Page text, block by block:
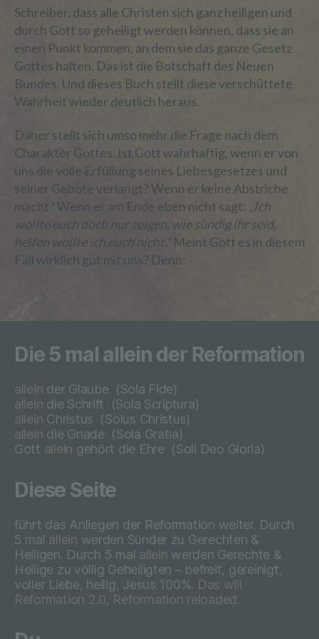
Schreiber, dass alle Christen sich ganz heiligen und
durch Gott so geheiligt werden können, dass sie an
einen Punkt kommen, an dem sie das ganze Gesetz
Gottes halten. Das ist die Botschaft des Neuen
Bundes. Und dieses Buch stellt diese verschüttete
Wahrheit wieder deutlich heraus.
Daher stellt sich umso mehr die Frage nach dem
Charakter Gottes. Ist Gott wahrhaftig, wenn er von
uns die volle Erfüllung seines Liebesgesetzes und
seiner Gebote verlangt? Wenn er keine Abstriche
macht? Wenn er am Ende eben nicht sagt: „Ich
wollte euch doch nur zeigen, wie sündig ihr seid,
helfen wollte ich euch nicht.“Meint Gott es in diesem
Fall wirklich gut mit uns? Denn:
Die 5 mal allein der Reformation
allein der Glaube (Sola Fide)
allein die Schrift
(Sola Scriptura)
allein Christus (Solus Christus)
allein die Gnade (Sola Gratia)
Gott allein gehört die Ehre (Soli Deo Gloria)
Diese Seite
führt das Anliegen der Reformation weiter. Durch
5 mal allein werden Sünder zu Gerechten &
Heiligen. Durch 5 mal allein werden Gerechte &
Heilige zu völlig Geheiligten – befreit, gereinigt,
voller Liebe, heilig, Jesus 100%. Das will
Reformation 2.0, Reformation reloaded.
Zuordnung zu einer Kennung wie einem
Namen, zu einer Kennnummer, zu
Standortdaten, zu einer Online-Kennung
oder zu einem oder mehreren besonderen
Merkmalen, die Ausdruck der physischen,
physiologischen, genetischen,
psychischen, wirtschaftlichen, kulturellen
Person sind, identifiziert werden kann.
b) betroffene Person
Betroffene Person ist jede identifizierte
oder identifizierbare natürliche Person,
deren personenbezogene Daten von dem
c) Verarbeitung
automatisierter Verfahren ausgeführte
Vorgang oder jede solche Vorgangsreihe
im Zusammenhang mit
personenbezogenen Daten wie das
Erheben, das Erfassen, die Organisation,
Anpassung oder Veränderung, das
Auslesen, das Abfragen, die Verwendung,
Verbreitung oder eine andere Form der
Bereitstellung, den Abgleich oder die
Verknüpfung, die Einschränkung, das
Löschen oder die Vernichtung.